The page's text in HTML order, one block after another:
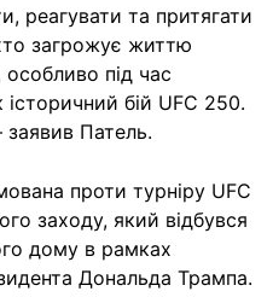
реагувати та притягати
загрожує життю
під час
бій UFC 250.
Патель.
проти турніру UFC
заходу, який відбувся
дому в рамках
Дональда Трампа.